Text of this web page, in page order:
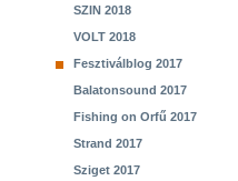
SZIN 2018
VOLT 2018
Fesztiválblog 2017
Balatonsound 2017
Fishing on Orfű 2017
Strand 2017
Sziget 2017